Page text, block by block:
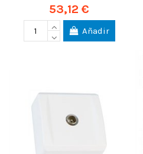
53,12 €
Añadir